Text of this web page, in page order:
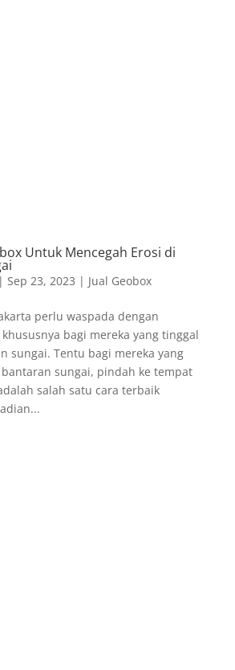
Untuk Mencegah Erosi di
Sep 23, 2023 | Jual Geobox
perlu waspada dengan
bagi mereka yang tinggal
sungai. Tentu bagi mereka yang
sungai, pindah ke tempat
salah satu cara terbaik